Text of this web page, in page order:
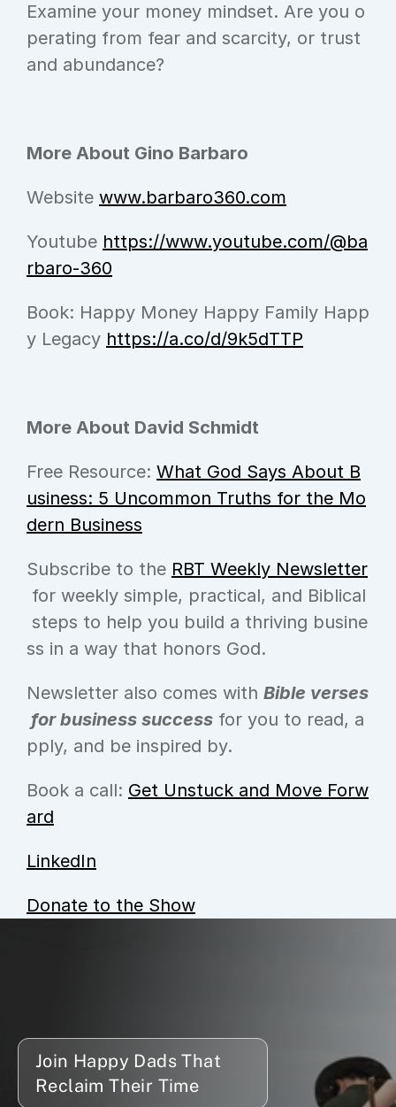
Examine your money mindset. Are you o
perating from fear and scarcity, or trust
and abundance?
More About Gino Barbaro
Website www.barbaro360.com
Youtube https://www.youtube.com/@ba
rbaro-360
Book: Happy Money Happy Family Happ
y Legacy https://a.co/d/9k5dTTP
More About David Schmidt
Free Resource: What God Says About B
usiness: 5 Uncommon Truths for the Mo
dern Business
Subscribe to the RBT Weekly Newsletter
for weekly simple, practical, and Biblical
steps to help you build a thriving busine
ss in a way that honors God.
Newsletter also comes with Bible verses
for business success for you to read, a
pply, and be inspired by.
Book a call: Get Unstuck and Move Forw
ard
LinkedIn
Donate to the Show
Join Happy Dads That
Reclaim Their Time